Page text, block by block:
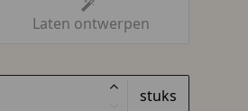
Laten ontwerpen
stuks